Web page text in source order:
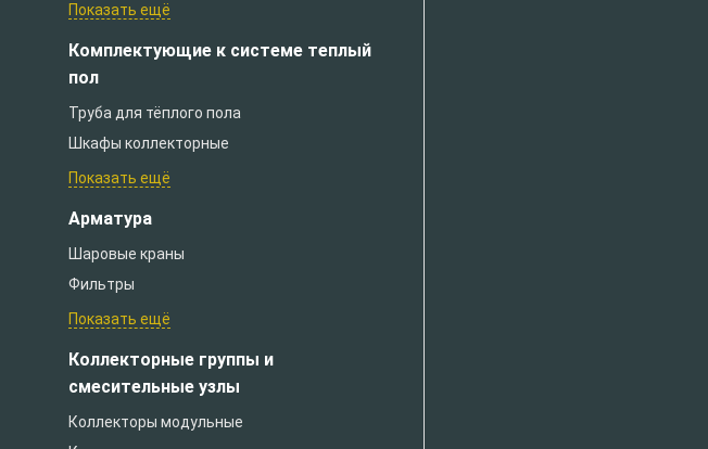
Показать ещё
Комплектующие к системе теплый
пол
Труба для тёплого пола
Шкафы коллекторные
Показать ещё
Арматура
Шаровые краны
Фильтры
Показать ещё
Коллекторные группы и
смесительные узлы
Коллекторы модульные